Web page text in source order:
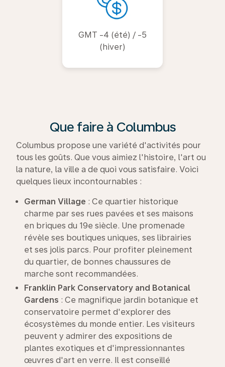
GMT -4 (été) / -5
(hiver)
Que faire à Columbus
Columbus propose une variété d'activités pour
tous les goûts. Que vous aimiez l'histoire, l'art ou
la nature, la ville a de quoi vous satisfaire. Voici
quelques lieux incontournables :
German Village : Ce quartier historique
charme par ses rues pavées et ses maisons
en briques du 19e siècle. Une promenade
révèle ses boutiques uniques, ses librairies
et ses jolis parcs. Pour profiter pleinement
du quartier, de bonnes chaussures de
marche sont recommandées.
Franklin Park Conservatory and Botanical
Gardens : Ce magnifique jardin botanique et
conservatoire permet d'explorer des
écosystèmes du monde entier. Les visiteurs
peuvent y admirer des expositions de
plantes exotiques et d'impressionnantes
œuvres d'art en verre. Il est conseillé